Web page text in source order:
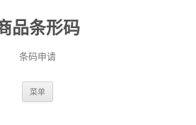
品条形码
条码申请
菜单